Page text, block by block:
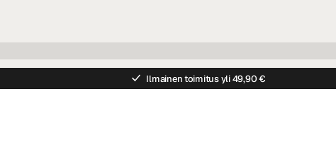
Ilmainen toimitus yli 49,90 €